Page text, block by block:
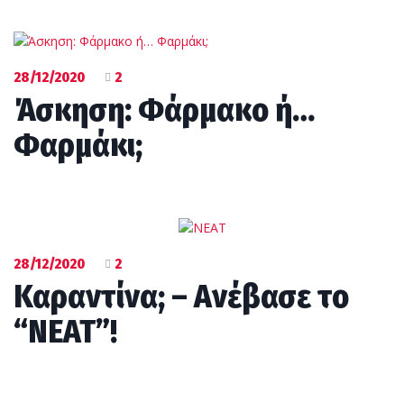
28/12/2020 2
Άσκηση: Φάρμακο ή…
Φαρμάκι;
28/12/2020 2
Καραντίνα; – Ανέβασε το
“NEAT”!